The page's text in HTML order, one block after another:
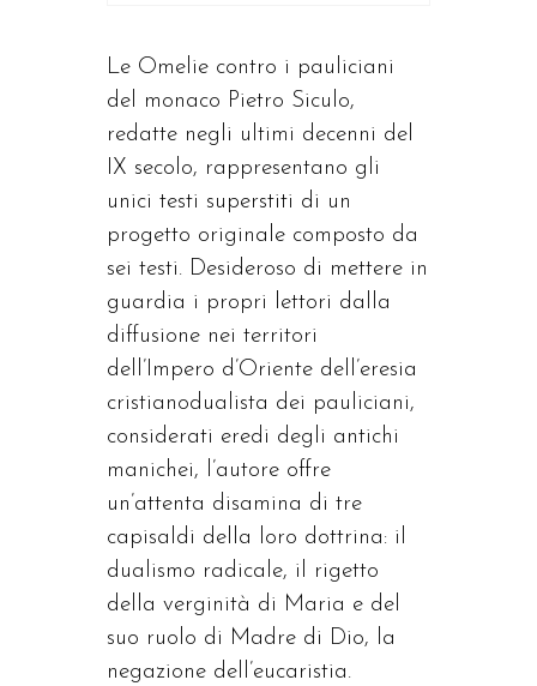
Le Omelie contro i pauliciani
del monaco Pietro Siculo,
redatte negli ultimi decenni del
IX secolo, rappresentano gli
unici testi superstiti di un
progetto originale composto da
sei testi. Desideroso di mettere in
guardia i propri lettori dalla
diffusione nei territori
dell’Impero d’Oriente dell’eresia
cristianodualista dei pauliciani,
considerati eredi degli antichi
manichei, l’autore offre
un’attenta disamina di tre
capisaldi della loro dottrina: il
dualismo radicale, il rigetto
della verginità di Maria e del
suo ruolo di Madre di Dio, la
negazione dell’eucaristia.